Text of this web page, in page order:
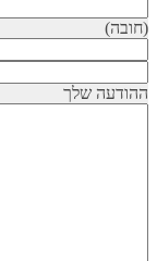
(חובה)
ההודעה שלך